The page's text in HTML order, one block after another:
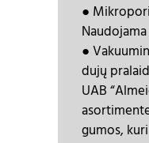
●
●
dujų
UAB
gumos,